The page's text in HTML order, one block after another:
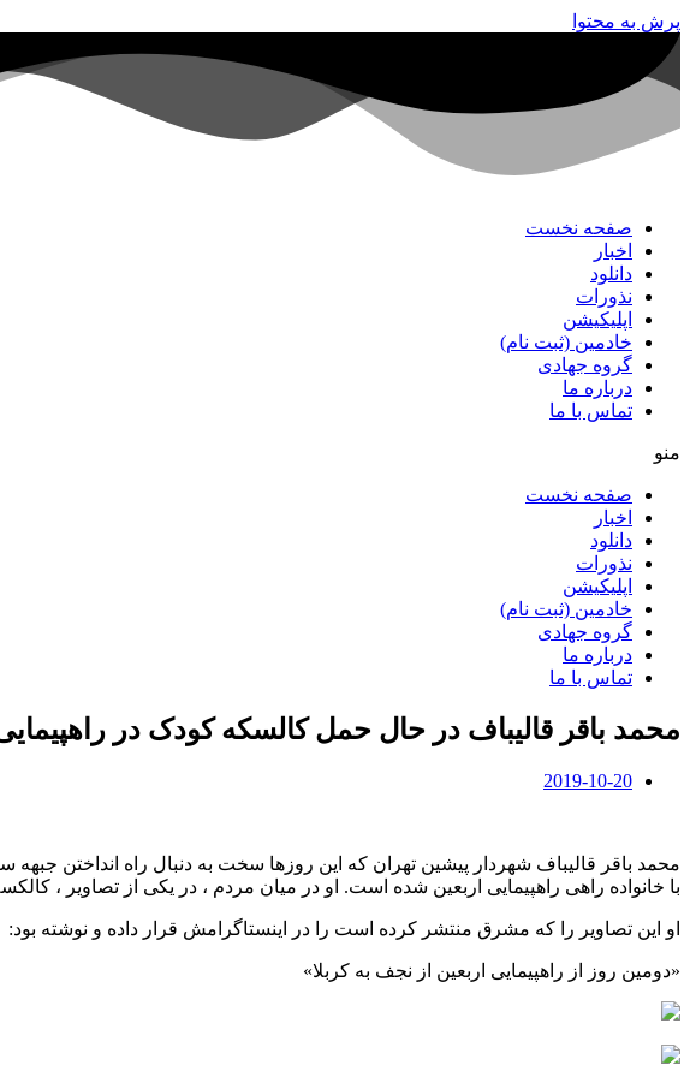
پرش به محتوا
صفحه نخست
اخبار
دانلود
نذورات
اپلیکیشن
خادمین (ثبت نام)
گروه جهادی
درباره ما
تماس با ما
منو
صفحه نخست
اخبار
دانلود
نذورات
اپلیکیشن
خادمین (ثبت نام)
گروه جهادی
درباره ما
تماس با ما
محمد باقر قالیباف در حال حمل کالسکه کودک در
2019-10-20
با خانواده راهی راهپیمایی اربعین شده است. او در میان مردم ، در یکی از تصاویر
او این تصاویر را که مشرق منتشر کرده است را در اینستاگرامش قرار داده و نوشته بود:
«دومین روز از راهپیمایی اربعین از نجف به کربلا»